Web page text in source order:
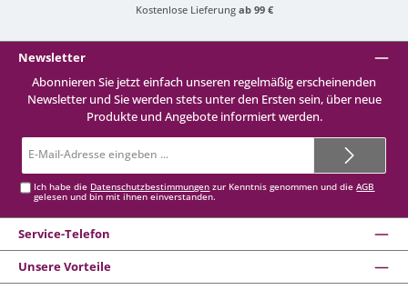
Kostenlose Lieferung ab 99 €
Newsletter
Abonnieren Sie jetzt einfach unseren regelmäßig erscheinenden
Newsletter und Sie werden stets unter den Ersten sein, über neue
Produkte und Angebote informiert werden.
Mail-
Ich habe die Datenschutzbestimmungen zur Kenntnis genommen und dieAGB
gelesen und bin mit ihnen einverstanden.
Service-Telefon
Unsere Vorteile